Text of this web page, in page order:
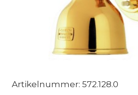
Artikelnummer: 572.128.0